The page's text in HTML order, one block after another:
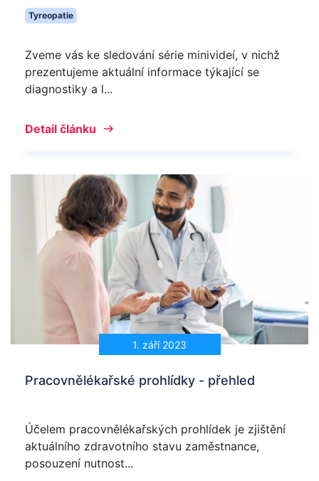
Tyreopatie
Zveme vás ke sledování série minivideí, v nichž
prezentujeme aktuální informace týkající se
diagnostiky a l...
Detail článku
1. září 2023
Pracovnělékařské prohlídky - přehled
Účelem pracovnělékařských prohlídek je zjištění
aktuálního zdravotního stavu zaměstnance,
posouzení nutnost...